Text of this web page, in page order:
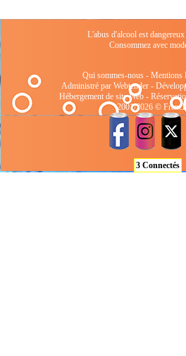
L'abus d'alcool est
Consommez avec
Qui sommes-nous- Mentions
Administré par Webtender -
Hébergement de site Web-
2001/2026 ©
3 Connectés